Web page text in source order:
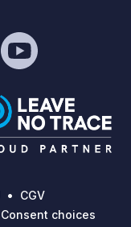
CGV
Consent choices